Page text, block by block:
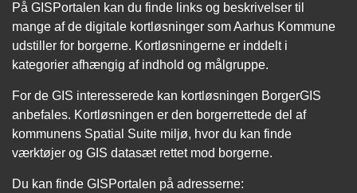
På GISPortalen kan du finde links og beskrivelser til
mange af de digitale kortløsninger som Aarhus Kommune
udstiller for borgerne. Kortløsningerne er inddelt i
kategorier afhængig af indhold og målgruppe.
For de GIS interesserede kan kortløsningen BorgerGIS
anbefales. Kortløsningen er den borgerrettede del af
kommunens Spatial Suite miljø, hvor du kan finde
værktøjer og GIS datasæt rettet mod borgerne.
Du kan finde GISPortalen på adresserne: